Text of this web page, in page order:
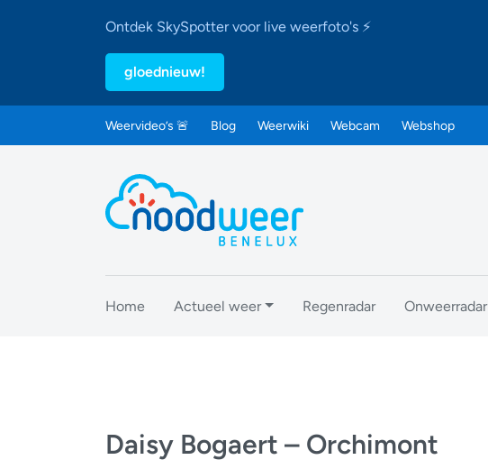
Ontdek SkySpotter voor live weerfoto's ⚡
gloednieuw!
Weervideo’s 🚨 Blog Weerwiki Webcam Webshop
Home Actueel weer Regenradar Onweerradar
Daisy Bogaert – Orchimont